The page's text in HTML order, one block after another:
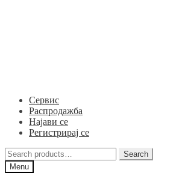
Сервис
Распродажба
Најави се
Регистрирај се
Search
for:
Search
Menu